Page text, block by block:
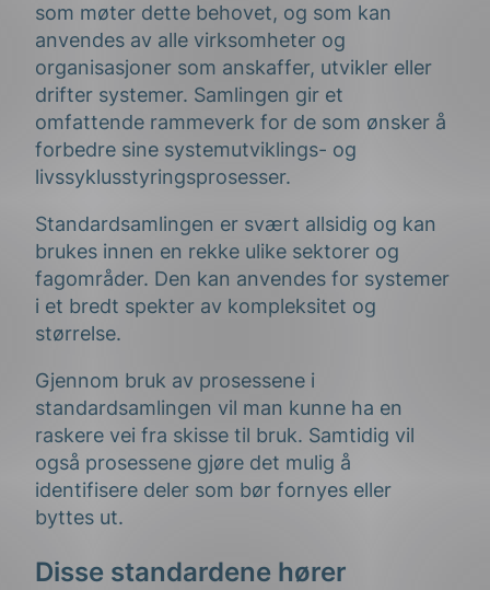
som møter dette behovet, og som kan
anvendes av alle virksomheter og
organisasjoner som anskaffer, utvikler eller
drifter systemer. Samlingen gir et
omfattende rammeverk for de som ønsker å
forbedre sine systemutviklings- og
livssyklusstyringsprosesser.
Standardsamlingen er svært allsidig og kan
brukes innen en rekke ulike sektorer og
fagområder. Den kan anvendes for systemer
i et bredt spekter av kompleksitet og
størrelse.
Gjennom bruk av prosessene i
standardsamlingen vil man kunne ha en
raskere vei fra skisse til bruk. Samtidig vil
også prosessene gjøre det mulig å
identifisere deler som bør fornyes eller
byttes ut.
Disse standardene hører